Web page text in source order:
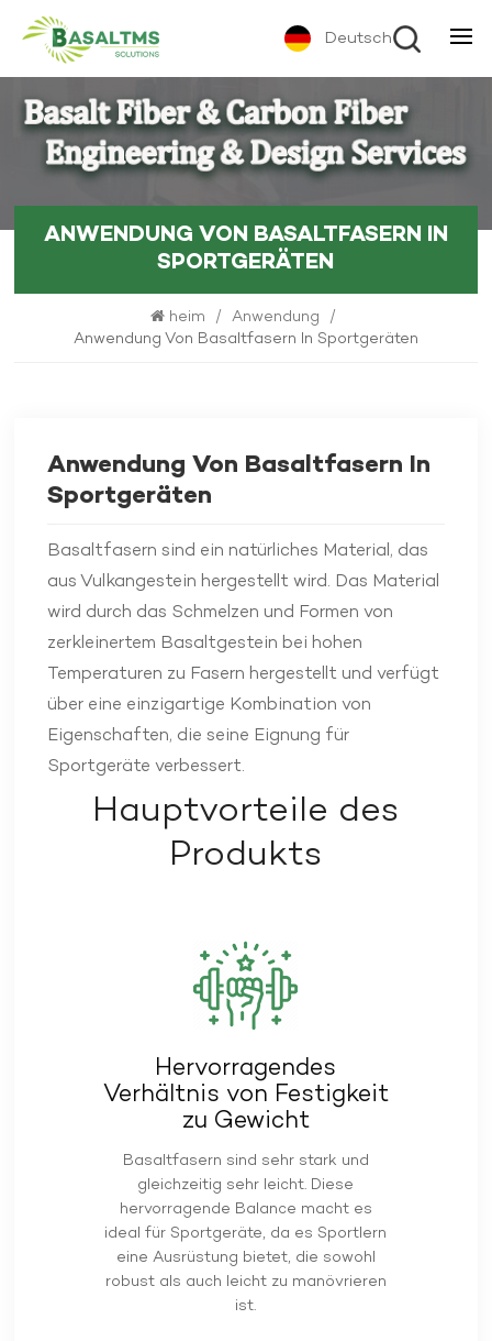
Deutsch
ANWENDUNG VON BASALTFASERN IN
SPORTGERÄTEN
heim / Anwendung /
Anwendung Von Basaltfasern In Sportgeräten
Anwendung Von Basaltfasern In
Sportgeräten
Basaltfasern sind ein natürliches Material, das
aus Vulkangestein hergestellt wird. Das Material
wird durch das Schmelzen und Formen von
zerkleinertem Basaltgestein bei hohen
Temperaturen zu Fasern hergestellt und verfügt
über eine einzigartige Kombination von
Eigenschaften, die seine Eignung für
Sportgeräte verbessert.
Hauptvorteile des
Produkts
Hervorragendes
Verhältnis von Festigkeit
zu Gewicht
Basaltfasern sind sehr stark und
gleichzeitig sehr leicht. Diese
hervorragende Balance macht es
ideal für Sportgeräte, da es Sportlern
eine Ausrüstung bietet, die sowohl
robust als auch leicht zu manövrieren
ist.